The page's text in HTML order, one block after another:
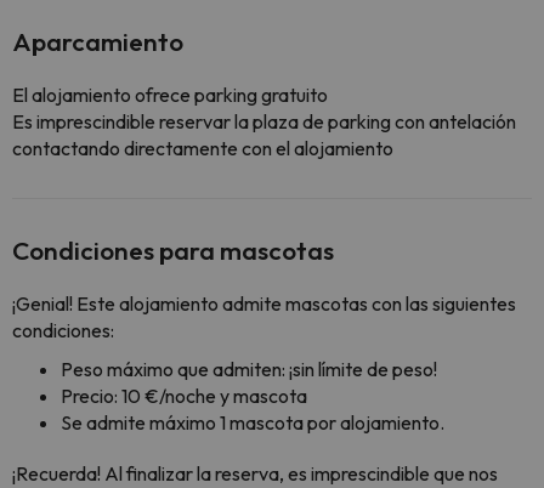
Aparcamiento
El alojamiento ofrece parking gratuito
Es imprescindible reservar la plaza de parking con antelación
contactando directamente con el alojamiento
Condiciones para mascotas
¡Genial! Este alojamiento admite mascotas con las siguientes
condiciones:
Peso máximo que admiten: ¡sin límite de peso!
Precio: 10 €/noche y mascota
Se admite máximo 1 mascota por alojamiento.
¡Recuerda! Al finalizar la reserva, es imprescindible que nos